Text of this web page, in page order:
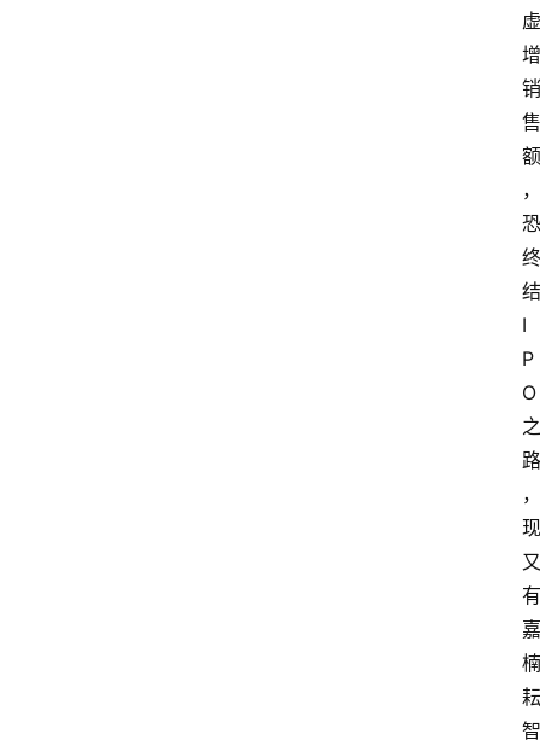
虚
增
销
售
额
，
恐
终
结
I
P
O
之
路
，
现
又
有
嘉
楠
耘
智